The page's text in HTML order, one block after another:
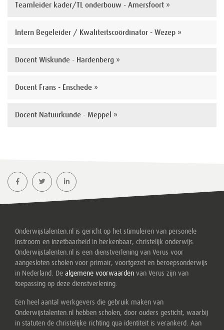
Teamleider kader/TL onderbouw - Amersfoort »
Intern Begeleider / Kwaliteitscoördinator - Wezep »
Docent Wiskunde - Hardenberg »
Docent Frans - Enschede »
Docent Natuurkunde - Meppel »
Onderwijstalenten.nl is gericht op het stimuleren van personele
instroom en inzetbaarheid in herkenbaar, christelijk onderwijs.
Onderwijstalenten.nl is een dienstverlening van Verus voor
aangesloten scholen voor primair, voortgezet en beroepsonderwijs
in Nederland. De algemene voorwaarden van Verus zijn van
toepassing op deze dienstverlening.
Een heel aantal werkgevers die gebruik maken van
Onderwijstalenten.nl hebben scholen, door ouders gesticht, waarbij
in statuten de christelijke richting qua identiteit is verankerd. Aan